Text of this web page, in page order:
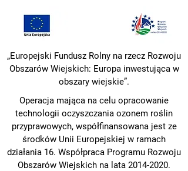
„Europejski Fundusz Rolny na rzecz Rozwoju
Obszarów Wiejskich: Europa inwestująca w
obszary wiejskie”.
Operacja mająca na celu opracowanie
technologii oczyszczania ozonem roślin
przyprawowych, współfinansowana jest ze
środków Unii Europejskiej w ramach
działania 16. Współpraca Programu Rozwoju
Obszarów Wiejskich na lata 2014-2020.